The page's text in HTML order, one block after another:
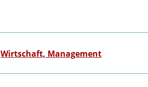
Wirtschaft, Management